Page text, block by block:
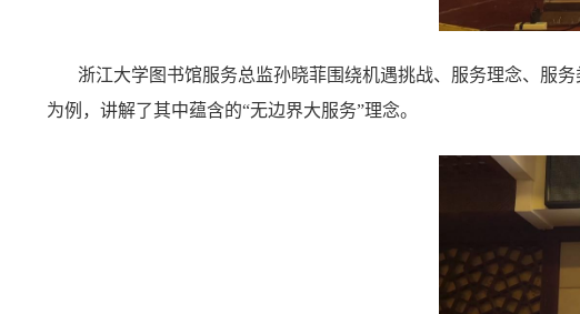
浙江大学图书馆服务总监孙晓菲围绕机遇挑战、服务理念、服
为例，讲解了其中蕴含的“无边界大服务”理念。